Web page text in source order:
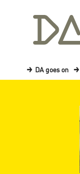
DA goes on